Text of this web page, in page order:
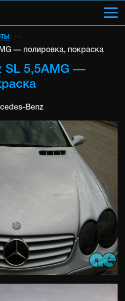
— полировка, покраска
SL 5,5AMG —
Benz